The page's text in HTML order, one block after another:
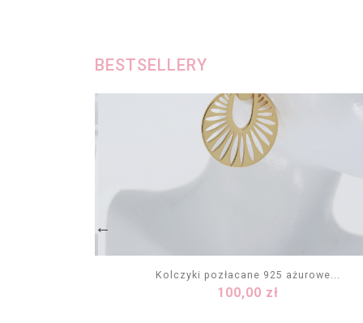
BESTSELLERY
Kolczyki pozłacane 925 ażurowe...
Cena
100,00 zł
DODAJ DO KOSZYKA